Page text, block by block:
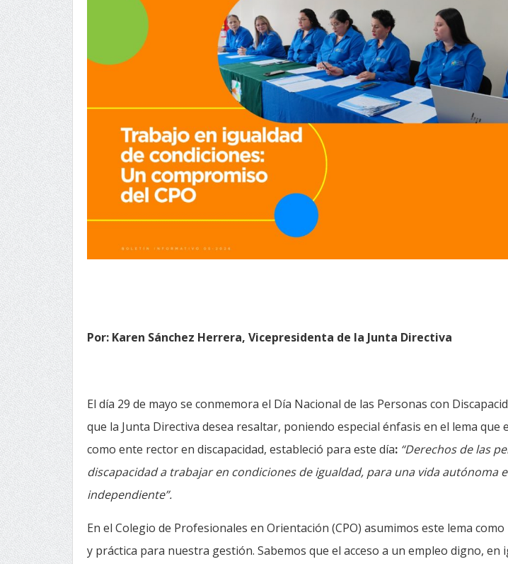
Por: Karen Sánchez Herrera, Vicepresidenta de la Junta Directiva
El día 29 de mayo se conmemora el Día Nacional de las Personas con
que la Junta Directiva desea resaltar, poniendo especial énfasis en el lema que
como ente rector en discapacidad, estableció para este día: “Derechos de las
discapacidad a trabajar en condiciones de igualdad, para una vida autónoma e
independiente”.
En el Colegio de Profesionales en Orientación (CPO) asumimos este lema
y práctica para nuestra gestión. Sabemos que el acceso a un empleo digno, en